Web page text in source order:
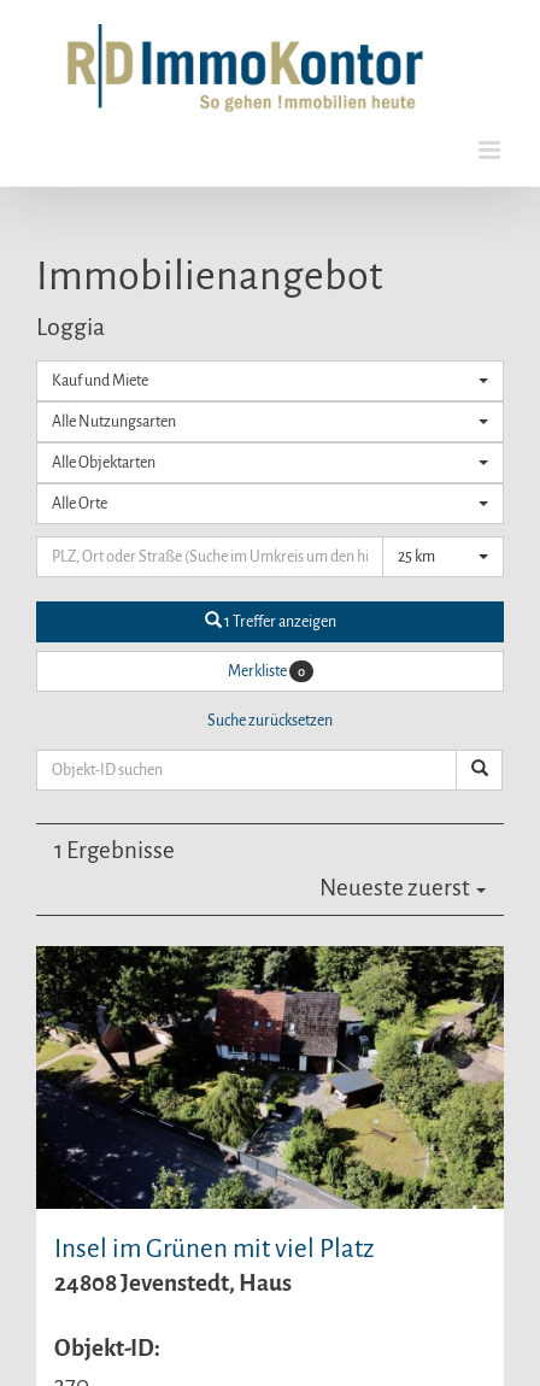
springen
Immobilien­angebot
Loggia
Kauf und Miete
Alle Nutzungsarten
Alle Objektarten
Alle Orte
25 km
1 Treffer anzeigen
Merkliste 0
Suche zurücksetzen
1 Ergebnisse
Neueste zuerst
Insel im Grünen mit viel Platz
24808 Jevenstedt, Haus
Objekt-ID: